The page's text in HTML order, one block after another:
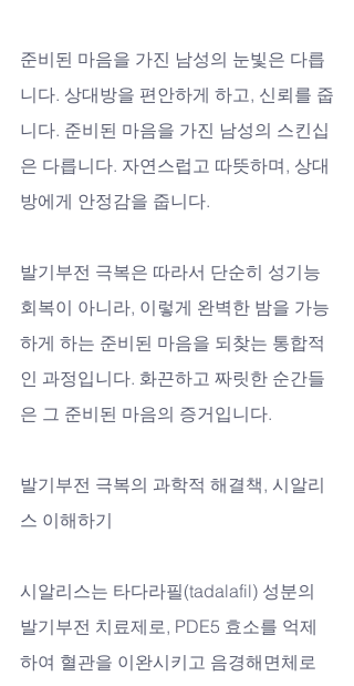
준비된 마음을 가진 남성의 눈빛은 다릅
니다. 상대방을 편안하게 하고, 신뢰를 줍
니다. 준비된 마음을 가진 남성의 스킨십
은 다릅니다. 자연스럽고 따뜻하며, 상대
방에게 안정감을 줍니다.
발기부전 극복은 따라서 단순히 성기능
회복이 아니라, 이렇게 완벽한 밤을 가능
하게 하는 준비된 마음을 되찾는 통합적
인 과정입니다. 화끈하고 짜릿한 순간들
은 그 준비된 마음의 증거입니다.
발기부전 극복의 과학적 해결책, 시알리
스 이해하기
시알리스는 타다라필(tadalafil) 성분의
발기부전 치료제로, PDE5 효소를 억제
하여 혈관을 이완시키고 음경해면체로